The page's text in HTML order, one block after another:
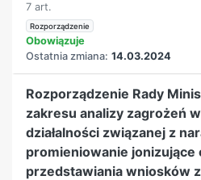
7 art.
Rozporządzenie
Obowiązuje
Ostatnia zmiana: 14.03.2024
Rozporządzenie Rady
zakresu analizy zagrożeń
działalności związanej z
promieniowanie jonizujące
przedstawiania wniosków